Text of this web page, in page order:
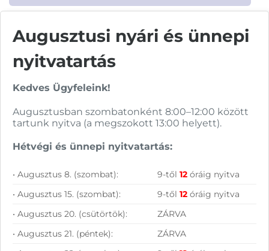
Vásárolj nálunk!
Garanciavállalás
Hűségprogram
50 000 Ft felett ingyenes szállítás
Szolgáltatásaink vállalkozásoknak
Augusztusi nyári és ünnepi
nyitvatartás
Kedves Ügyfeleink!
Augusztusban szombatonként 8:00–12:00 között
tartunk nyitva (a megszokott 13:00 helyett).
Hétvégi és ünnepi nyitvatartás:
• Augusztus 8. (szombat): 9-től12 óráig nyitva
• Augusztus 15. (szombat):
9-től12 óráig nyitva
• Augusztus 20. (csütörtök):
ZÁRVA
• Augusztus 21. (péntek):
ZÁRVA